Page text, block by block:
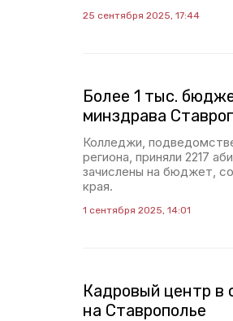
25 сентября 2025, 17:44
Более 1 тыс.
минздрава
Колледжи,
региона, приняли 2217
зачислены на бюджет,
края.
1 сентября 2025, 14:01
Кадровый центр в
на Ставрополье